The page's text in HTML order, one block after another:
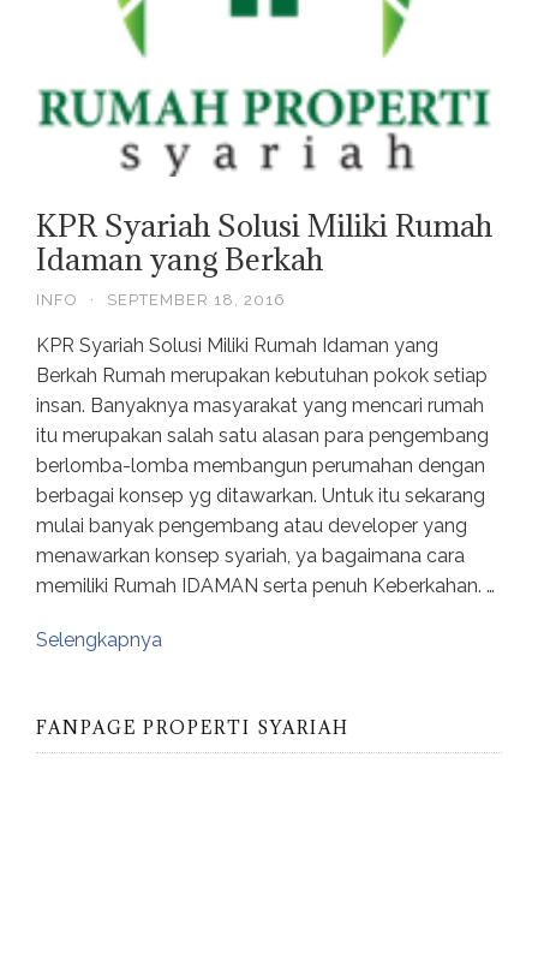
KPR Syariah Solusi Miliki Rumah
Idaman yang Berkah
INFO · SEPTEMBER 18, 2016
KPR Syariah Solusi Miliki Rumah Idaman yang
Berkah Rumah merupakan kebutuhan pokok setiap
insan. Banyaknya masyarakat yang mencari rumah
itu merupakan salah satu alasan para pengembang
berlomba-lomba membangun perumahan dengan
berbagai konsep yg ditawarkan. Untuk itu sekarang
mulai banyak pengembang atau developer yang
menawarkan konsep syariah, ya bagaimana cara
memiliki Rumah IDAMAN serta penuh Keberkahan. …
Selengkapnya
FANPAGE PROPERTI SYARIAH